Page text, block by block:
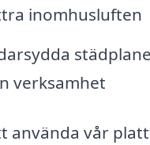
inomhusluften
verksamhet
använda vår